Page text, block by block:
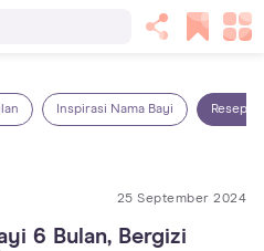
Inspirasi Nama Bayi Resep
25 September 2024
6 Bulan, Bergizi